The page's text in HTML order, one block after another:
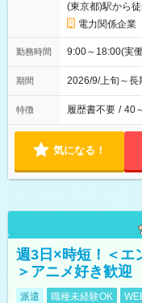
(東京都)駅から
電力関係企業
勤務時間 9:00～18:00(実
期間 2026/9/上旬～
特徴 履歴書不要 / 40
気になる！
週3日×時短！＜エ
＞アニメ好き歓迎
派遣 職種未経験OK